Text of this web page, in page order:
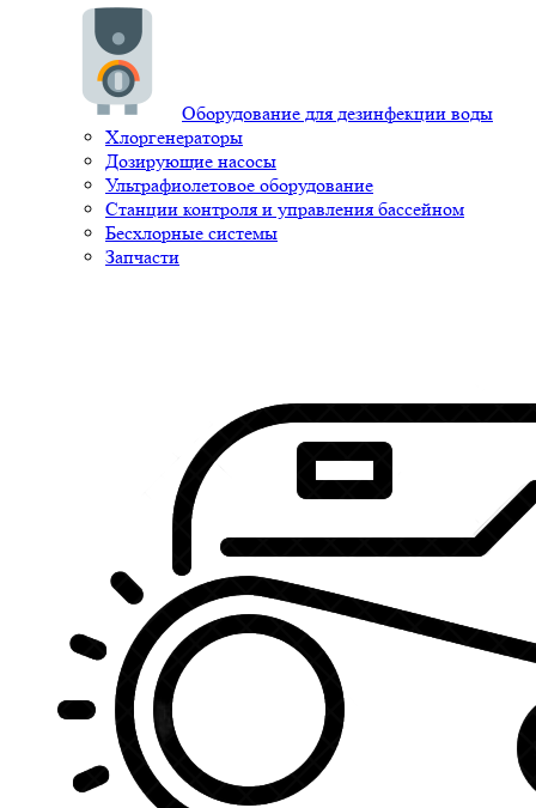
Оборудование для дезинфекции воды
Хлоргенераторы
Дозирующие насосы
Ультрафиолетовое оборудование
Станции контроля и управления бассейном
Бесхлорные системы
Запчасти